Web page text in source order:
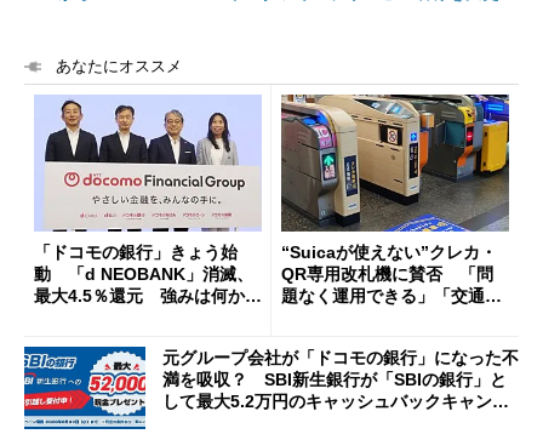
あなたにオススメ
「ドコモの銀行」きょう始
動 「d NEOBANK」消滅、
最大4.5％還元 強みは何か解
“Suicaが使えない”クレカ・
QR専用改札機に賛否 「問
題なく運用できる」「交通系I
元グループ会社が「ドコモの銀行」になった不
満を吸収？ SBI新生銀行が「SBIの銀行」と
して最大5.2万円のキャッシュバックキャンペ